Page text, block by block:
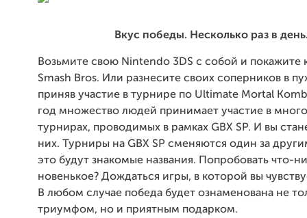
Вкус победы. Несколько раз в
Возьмите свою Nintendo 3DS с собой и покажите
Smash Bros. Или разнесите своих соперников в
приняв участие в турнире по Ultimate Mortal
год множество людей принимает участие в
турнирах, проводимых в рамках GBX SP. И вы
них. Турниры на GBX SP сменяются один за
это будут знакомые названия. Попробовать что-
новенькое? Дождаться игры, в которой вы
В любом случае победа будет ознаменована не
триумфом, но и приятным подарком.